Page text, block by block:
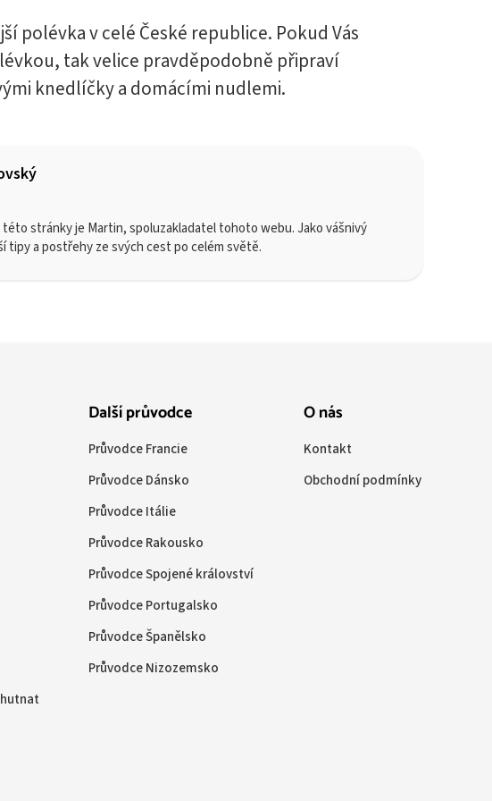
polévka v celé České republice. Pokud Vás
tak velice pravděpodobně připraví
knedlíčky a domácími nudlemi.
stránky je Martin, spoluzakladatel tohoto webu. Jako vášnivý
tipy a postřehy ze svých cest po celém světě.
Další průvodce
Průvodce Francie
Průvodce Dánsko
Průvodce Itálie
Průvodce Rakousko
Průvodce Spojené království
Průvodce Portugalsko
Průvodce Španělsko
Průvodce Nizozemsko
O nás
Kontakt
Obchodní podmínky